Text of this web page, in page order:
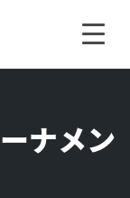
ナメン